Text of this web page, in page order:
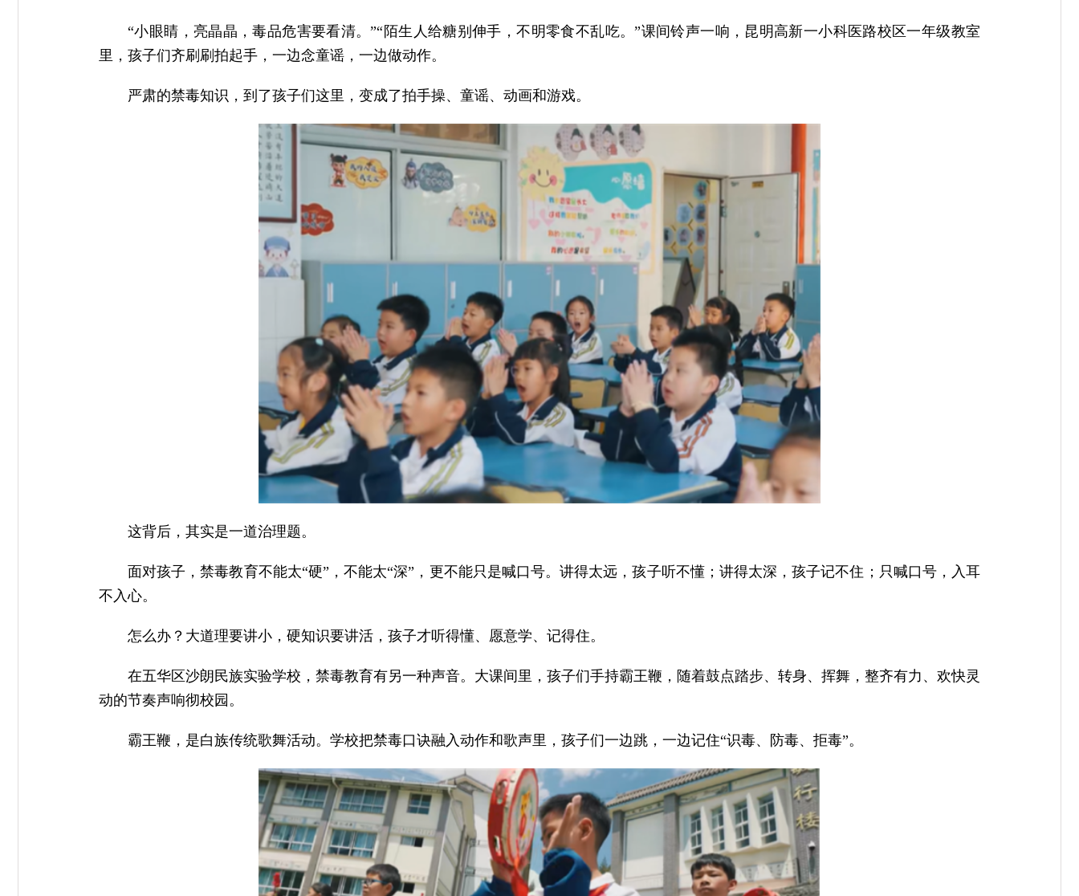
“小眼睛，亮晶晶，毒品危害要看清。”“陌生人给糖别伸手，不明零食不乱吃。”课间铃声一响，昆明高新一小科医路校区一年级教室
里，孩子们齐刷刷拍起手，一边念童谣，一边做动作。
严肃的禁毒知识，到了孩子们这里，变成了拍手操、童谣、动画和游戏。
这背后，其实是一道治理题。
面对孩子，禁毒教育不能太“硬”，不能太“深”，更不能只是喊口号。讲得太远，孩子听不懂；讲得太深，孩子记不住；只喊口号，入耳
不入心。
怎么办？大道理要讲小，硬知识要讲活，孩子才听得懂、愿意学、记得住。
在五华区沙朗民族实验学校，禁毒教育有另一种声音。大课间里，孩子们手持霸王鞭，随着鼓点踏步、转身、挥舞，整齐有力、欢快灵
动的节奏声响彻校园。
霸王鞭，是白族传统歌舞活动。学校把禁毒口诀融入动作和歌声里，孩子们一边跳，一边记住“识毒、防毒、拒毒”。